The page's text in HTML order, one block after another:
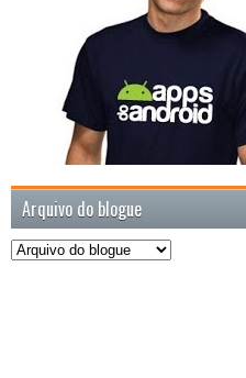
Arquivo do blogue